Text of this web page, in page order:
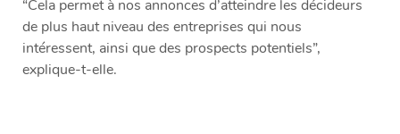
“Cela permet à nos annonces d’atteindre les décideurs
de plus haut niveau des entreprises qui nous
intéressent, ainsi que des prospects potentiels”,
explique-t-elle.